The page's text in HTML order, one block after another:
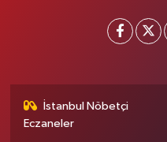
İstanbul Nöbetçi
Eczaneler